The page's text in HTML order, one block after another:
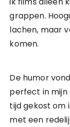
grappen.
lachen, maar
komen.
De humor
perfect in
tijd gekost om
met een